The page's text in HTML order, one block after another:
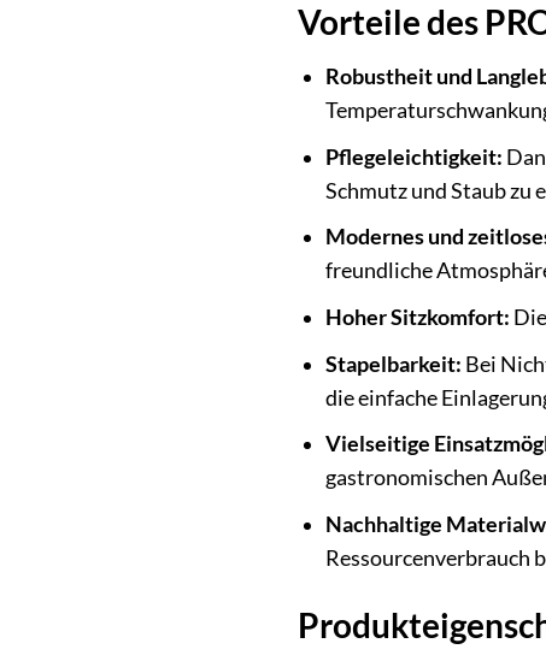
Vorteile des
Robustheit und
Pflegeleichtigkeit:
Schmutz und Staub zu
Modernes und
freundliche
Hoher Sitzkomfort:
Stapelbarkeit: Bei
die einfache
Vielseitige
gastronomischen
Nachhaltige
Ressourcenverbrauch